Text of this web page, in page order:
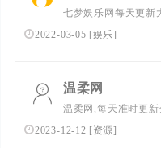
七梦娱乐网每天更新
爱辅助网,爱收集资
访问学习,我们努力
2022-03-05 [娱乐]
温柔网
温柔网,每天准时更
活动线报,技术教程,
包括绿色软件资源,
2023-12-12 [资源]